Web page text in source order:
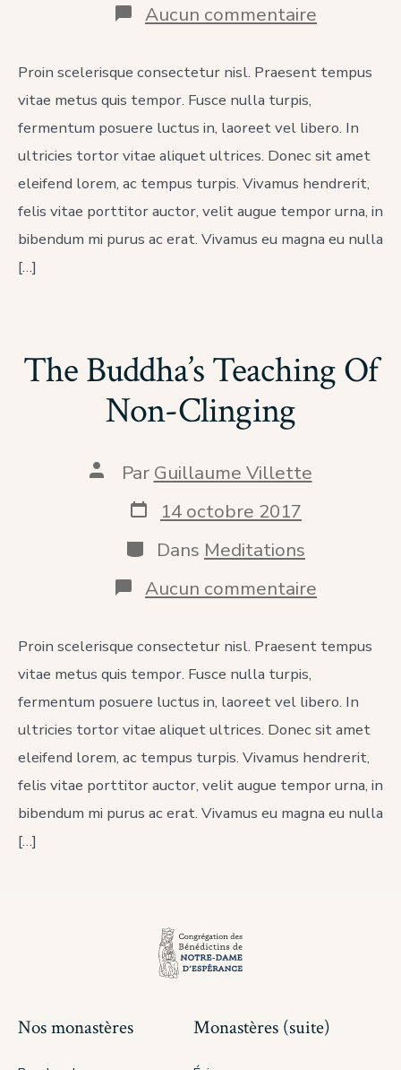
Aucun commentaire
Correct
Proin scelerisque consectetur nisl. Praesent tempus
vitae metus quis tempor. Fusce nulla turpis,
fermentum posuere luctus in, laoreet vel libero. In
ultricies tortor vitae aliquet ultrices. Donec sit amet
eleifend lorem, ac tempus turpis. Vivamus hendrerit,
felis vitae porttitor auctor, velit augue tempor urna, in
bibendum mi purus ac erat. Vivamus eu magna eu nulla
[…]
The Buddha’s Teaching Of
Non-Clinging
Auteur
publication
Par Guillaume Villette
Date
de
publication
14 octobre 2017
Catégories
Dans Meditations
Aucun commentaire
The
Teaching
Of
Clinging
Proin scelerisque consectetur nisl. Praesent tempus
vitae metus quis tempor. Fusce nulla turpis,
fermentum posuere luctus in, laoreet vel libero. In
ultricies tortor vitae aliquet ultrices. Donec sit amet
eleifend lorem, ac tempus turpis. Vivamus hendrerit,
felis vitae porttitor auctor, velit augue tempor urna, in
bibendum mi purus ac erat. Vivamus eu magna eu nulla
[…]
Nos monastères Monastères (suite)